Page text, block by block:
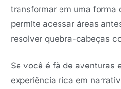
transformar em uma forma
permite acessar áreas
resolver quebra-cabeças
Se você é fã de aventuras
experiência rica em